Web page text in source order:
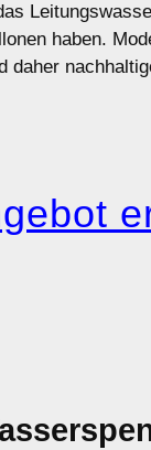
haben.
daher